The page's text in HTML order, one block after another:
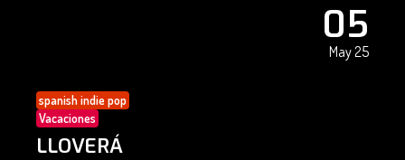
05
May 25
spanish indie pop
Vacaciones
LLOVERÁ